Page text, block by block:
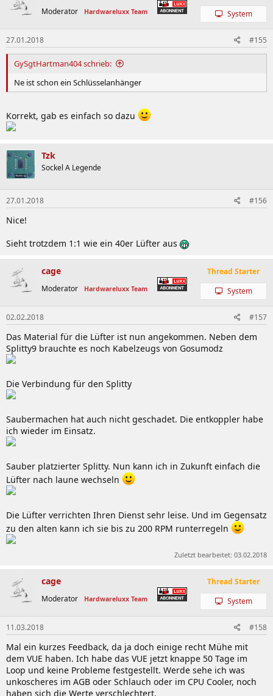
Moderator Hardwareluxx Team
System
27.01.2018 #155
GySgtHartman404 schrieb:
Ne ist schon ein Schlüsselanhänger
Korrekt, gab es einfach so dazu
Tzk
Sockel A Legende
27.01.2018 #156
Nice!
Sieht trotzdem 1:1 wie ein 40er Lüfter aus
cage
Moderator Hardwareluxx Team
Thread Starter
System
02.02.2018 #157
Das Material für die Lüfter ist nun angekommen. Neben dem
Splitty9 brauchte es noch Kabelzeugs von Gosumodz
Die Verbindung für den Splitty
Saubermachen hat auch nicht geschadet. Die entkoppler habe
ich wieder im Einsatz.
Sauber platzierter Splitty. Nun kann ich in Zukunft einfach die
Lüfter nach laune wechseln
Die Lüfter verrichten Ihren Dienst sehr leise. Und im Gegensatz
zu den alten kann ich sie bis zu 200 RPM runterregeln
Zuletzt bearbeitet: 03.02.2018
cage
Moderator Hardwareluxx Team
Thread Starter
System
11.03.2018 #158
Mal ein kurzes Feedback, da ja doch einige recht Mühe mit
dem VUE haben. Ich habe das VUE jetzt knappe 50 Tage im
Loop und keine Probleme festgestellt. Werde sehe ich was
unkoscheres im AGB oder Schlauch oder im CPU Cooler, noch
haben sich die Werte verschlechtert.